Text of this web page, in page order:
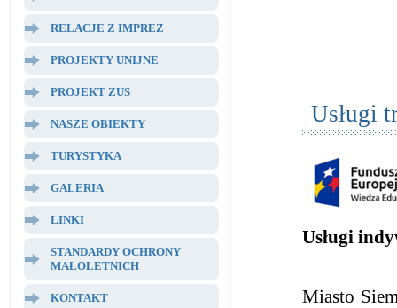
RELACJE Z IMPREZ
PROJEKTY UNIJNE
PROJEKT ZUS
NASZE OBIEKTY
TURYSTYKA
GALERIA
LINKI
STANDARDY OCHRONY
MAŁOLETNICH
KONTAKT
Usługi
Usługi
Miasto